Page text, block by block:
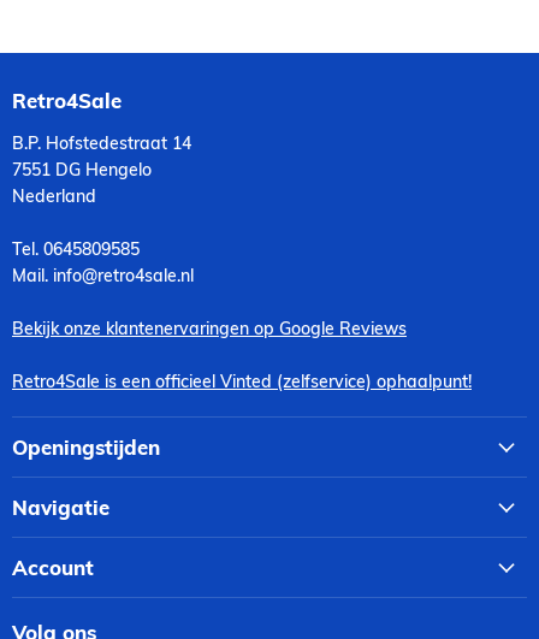
Retro4Sale
B.P. Hofstedestraat 14
7551 DG Hengelo
Nederland
Tel. 0645809585
Mail. info@retro4sale.nl
Bekijk onze klantenervaringen op Google Reviews
Retro4Sale is een officieel Vinted (zelfservice) ophaalpunt!
Openingstijden
Navigatie
Account
Volg ons